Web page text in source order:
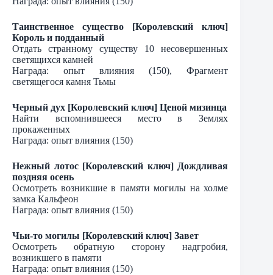
Таинственное существо [Королевский ключ]
Король и подданный
Отдать странному существу 10 несовершенных
светящихся камней
Награда: опыт влияния (150), Фрагмент
светящегося камня Тьмы
Черный дух [Королевский ключ] Ценой мизинца
Найти вспомнившееся место в Землях
прокаженных
Награда: опыт влияния (150)
Нежный лотос [Королевский ключ] Дождливая
поздняя осень
Осмотреть возникшие в памяти могилы на холме
замка Кальфеон
Награда: опыт влияния (150)
Чьи-то могилы [Королевский ключ] Завет
Осмотреть обратную сторону надгробия,
возникшего в памяти
Награда: опыт влияния (150)